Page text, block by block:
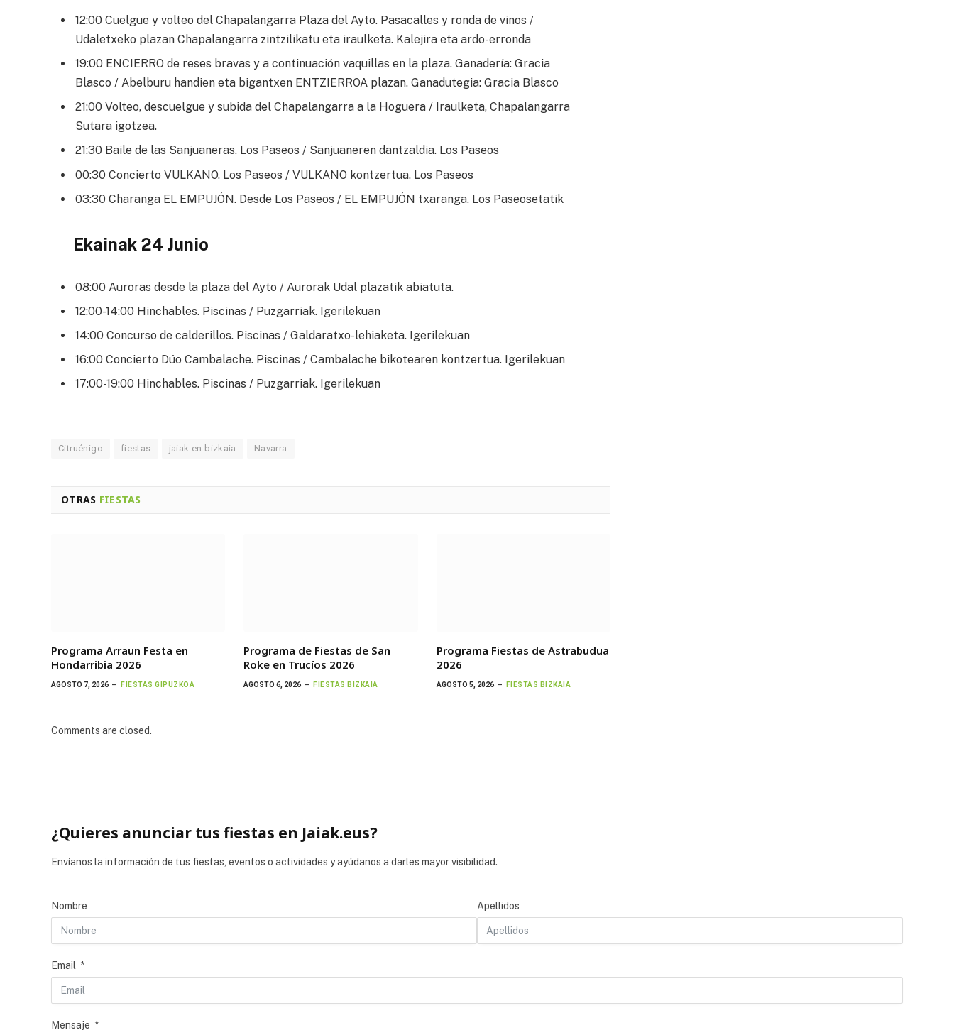
12:00 Cuelgue y volteo del Chapalangarra Plaza del Ayto. Pasacalles y ronda de vinos /
Udaletxeko plazan Chapalangarra zintzilikatu eta iraulketa. Kalejira eta ardo-erronda
19:00 ENCIERRO de reses bravas y a continuación vaquillas en la plaza. Ganadería: Gracia
Blasco / Abelburu handien eta bigantxen ENTZIERROA plazan. Ganadutegia: Gracia Blasco
21:00 Volteo, descuelgue y subida del Chapalangarra a la Hoguera / Iraulketa, Chapalangarra
Sutara igotzea.
21:30 Baile de las Sanjuaneras. Los Paseos / Sanjuaneren dantzaldia. Los Paseos
00:30 Concierto VULKANO. Los Paseos / VULKANO kontzertua. Los Paseos
03:30 Charanga EL EMPUJÓN. Desde Los Paseos / EL EMPUJÓN txaranga. Los Paseosetatik
Ekainak 24 Junio
08:00 Auroras desde la plaza del Ayto / Aurorak Udal plazatik abiatuta.
12:00-14:00 Hinchables. Piscinas / Puzgarriak. Igerilekuan
14:00 Concurso de calderillos. Piscinas / Galdaratxo-lehiaketa. Igerilekuan
16:00 Concierto Dúo Cambalache. Piscinas / Cambalache bikotearen kontzertua. Igerilekuan
17:00-19:00 Hinchables. Piscinas / Puzgarriak. Igerilekuan
Citruénigo fiestas jaiak en bizkaia Navarra
OTRAS FIESTAS
Programa Arraun Festa en
Hondarribia 2026
AGOSTO 7, 2026 FIESTAS GIPUZKOA
Programa de Fiestas de San
Roke en Trucíos 2026
AGOSTO 6, 2026 FIESTAS BIZKAIA
Programa Fiestas de Astrabudua
2026
AGOSTO 5, 2026 FIESTAS BIZKAIA
Comments are closed.
¿Quieres anunciar tus fiestas en Jaiak.eus?
Envíanos la información de tus fiestas, eventos o actividades y ayúdanos a darles mayor visibilidad.
Nombre Apellidos
Email
Mensaje